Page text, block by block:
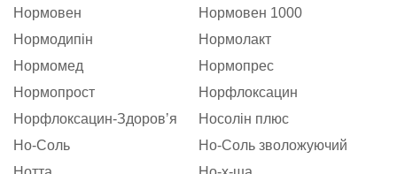
Нормовен
Нормовен 1000
Нормодипін
Нормолакт
Нормомед
Нормопрес
Нормопрост
Норфлоксацин
Норфлоксацин-Здоровʼя
Носолін плюс
Но-Соль
Но-Соль зволожуючий